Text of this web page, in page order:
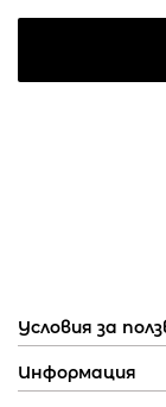
Условия за
Информация